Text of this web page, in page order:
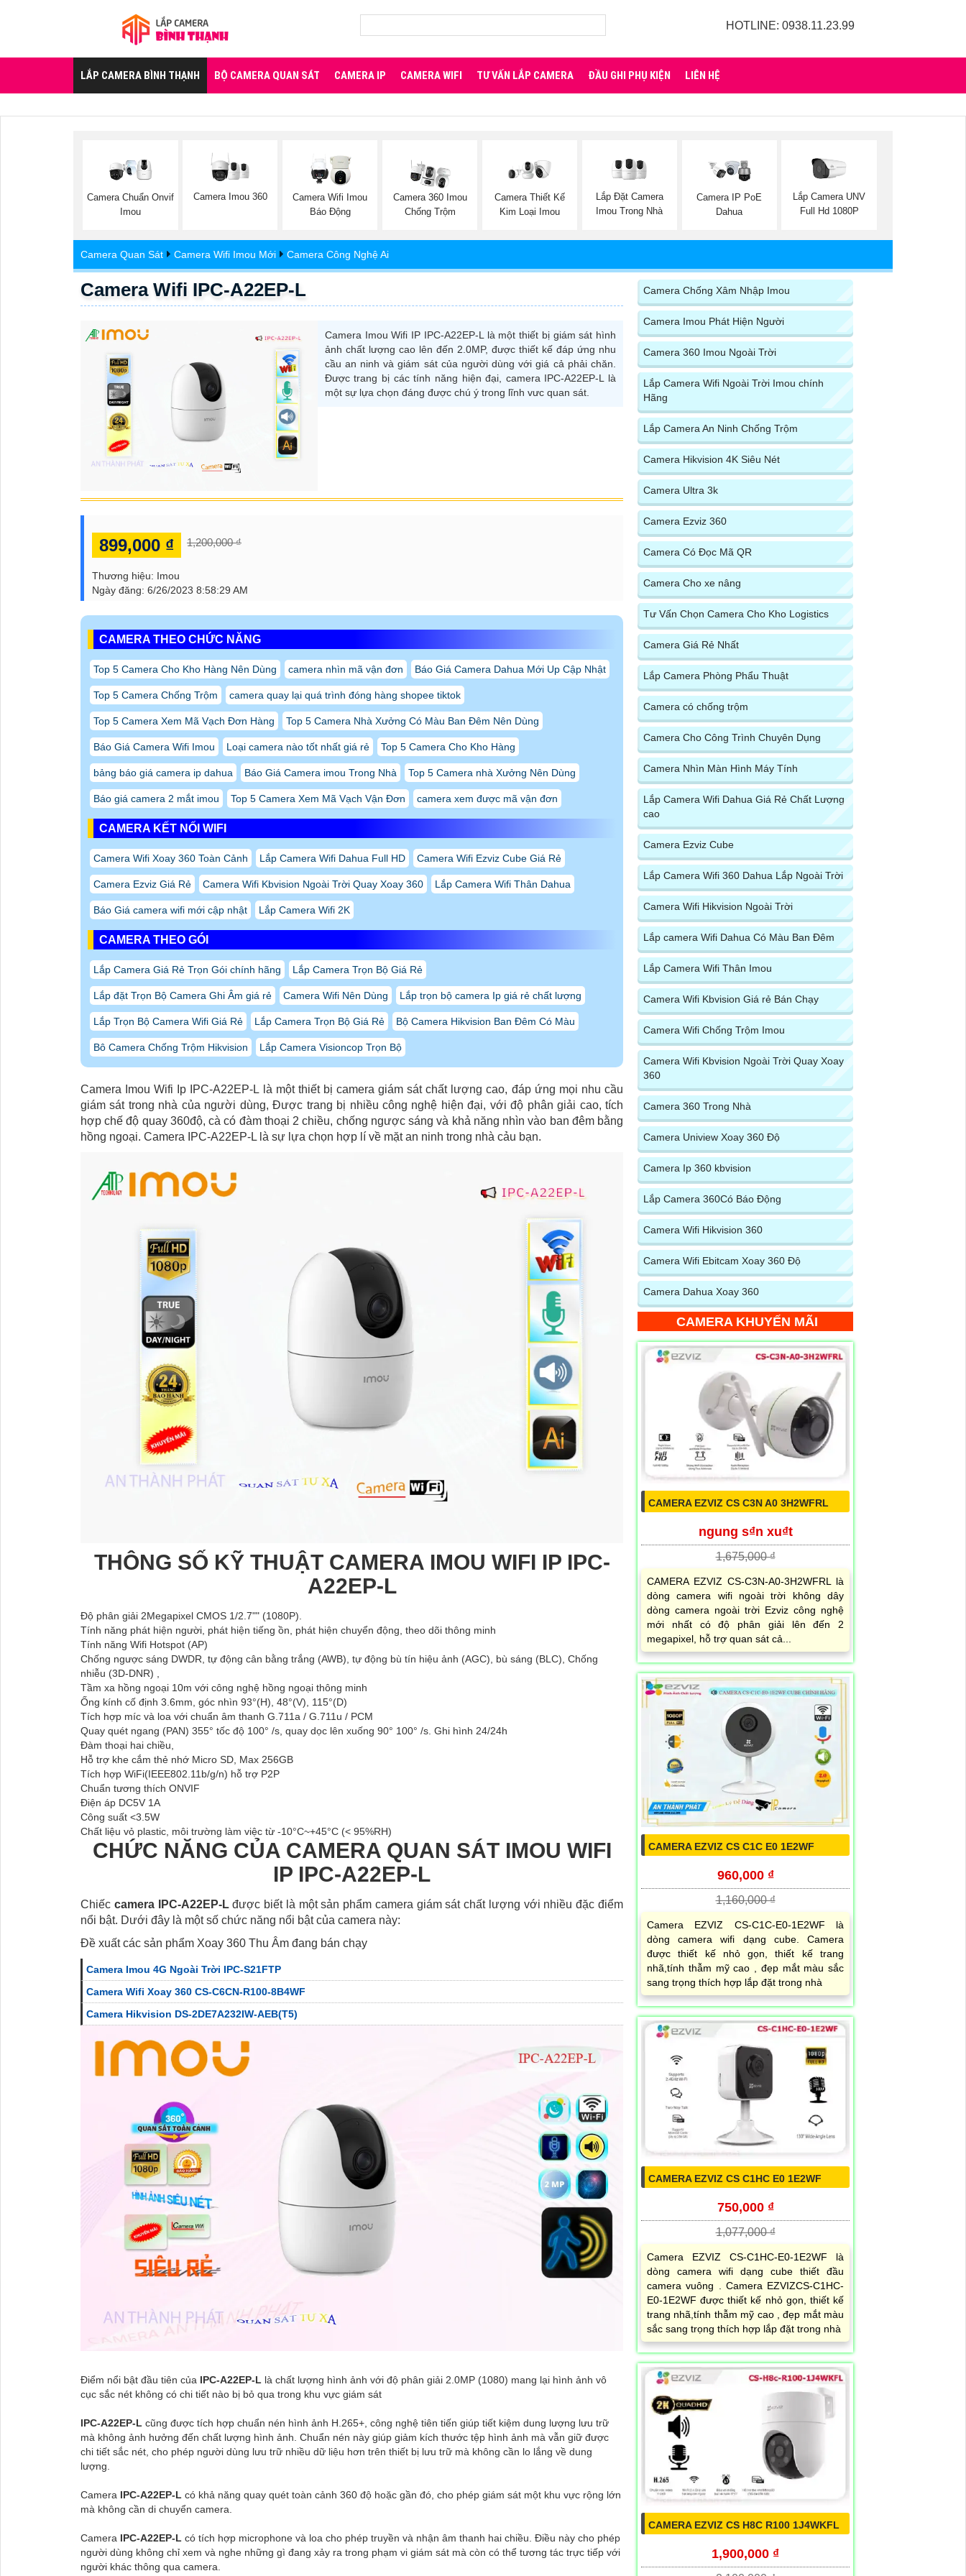
HOTLINE: 0938.11.23.99
LẮP CAMERA BÌNH THẠNH BỘ CAMERA QUAN SÁT CAMERA IP CAMERA WIFI TƯ VẤN LẮP CAMERA ĐẦU GHI PHỤ KIỆN LIÊN HỆ
Camera Chuẩn Onvif
Imou
Camera Imou 360
Camera Wifi Imou
Báo Động
Camera 360 Imou
Chống Trộm
Camera Thiết Kế
Kim Loại Imou
Lắp Đặt Camera
Imou Trong Nhà
Camera IP PoE
Dahua
Lắp Camera UNV
Full Hd 1080P
Camera Quan Sát Camera Wifi Imou Mới Camera Công Nghệ Ai
Camera Wifi IPC-A22EP-L
Camera Imou Wifi IP IPC-A22EP-L là một thiết bị giám sát hình
ảnh chất lượng cao lên đến 2.0MP, được thiết kế đáp ứng nhu
cầu an ninh và giám sát của người dùng với giá cả phải chăn.
Được trang bị các tính năng hiện đại, camera IPC-A22EP-L là
một sự lựa chọn đáng được chú ý trong lĩnh vưc quan sát.
899,000 ₫ 1,200,000 ₫
Thương hiệu: Imou
Ngày đăng: 6/26/2023 8:58:29 AM
CAMERA THEO CHỨC NĂNG
Top 5 Camera Cho Kho Hàng Nên Dùng camera nhìn mã vận đơn Báo Giá Camera Dahua Mới Up Cập Nhật
Top 5 Camera Chống Trộm camera quay lại quá trình đóng hàng shopee tiktok
Top 5 Camera Xem Mã Vạch Đơn Hàng Top 5 Camera Nhà Xưởng Có Màu Ban Đêm Nên Dùng
Báo Giá Camera Wifi Imou Loại camera nào tốt nhất giá rẻ Top 5 Camera Cho Kho Hàng
bảng báo giá camera ip dahua Báo Giá Camera imou Trong Nhà Top 5 Camera nhà Xưởng Nên Dùng
Báo giá camera 2 mắt imou Top 5 Camera Xem Mã Vạch Vận Đơn camera xem được mã vận đơn
CAMERA KẾT NỐI WIFI
Camera Wifi Xoay 360 Toàn Cảnh Lắp Camera Wifi Dahua Full HD Camera Wifi Ezviz Cube Giá Rẻ
Camera Ezviz Giá Rẻ Camera Wifi Kbvision Ngoài Trời Quay Xoay 360 Lắp Camera Wifi Thân Dahua
Báo Giá camera wifi mới cập nhật Lắp Camera Wifi 2K
CAMERA THEO GÓI
Lắp Camera Giá Rẻ Trọn Gói chính hãng Lắp Camera Trọn Bộ Giá Rẻ
Lắp đặt Trọn Bộ Camera Ghi Âm giá rẻ Camera Wifi Nên Dùng Lắp trọn bộ camera Ip giá rẻ chất lượng
Lắp Trọn Bộ Camera Wifi Giá Rẻ Lắp Camera Trọn Bộ Giá Rẻ Bộ Camera Hikvision Ban Đêm Có Màu
Bô Camera Chống Trộm Hikvision Lắp Camera Visioncop Trọn Bộ
Camera Imou Wifi Ip IPC-A22EP-L là một thiết bị camera giám sát chất lượng cao, đáp ứng mọi nhu cầu
giám sát trong nhà của người dùng, Được trang bị nhiều công nghệ hiện đại, với độ phân giải cao, tích
hợp chế độ quay 360độ, cà có đàm thoại 2 chiều, chống ngược sáng và khả năng nhìn vào ban đêm bằng
hồng ngoại. Camera IPC-A22EP-L là sự lựa chọn hợp lí về mặt an ninh trong nhà cảu bạn.
THÔNG SỐ KỸ THUẬT CAMERA IMOU WIFI IP IPC-
A22EP-L
Độ phân giải 2Megapixel CMOS 1/2.7"" (1080P).
Tính năng phát hiện người, phát hiện tiếng ồn, phát hiện chuyển động, theo dõi thông minh
Tính năng Wifi Hotspot (AP)
Chống ngược sáng DWDR, tự động cân bằng trắng (AWB), tự động bù tín hiệu ảnh (AGC), bù sáng (BLC), Chống
nhiễu (3D-DNR) ,
Tầm xa hồng ngoại 10m với công nghệ hồng ngoại thông minh
Ống kính cố định 3.6mm, góc nhìn 93°(H), 48°(V), 115°(D)
Tích hợp míc và loa với chuẩn âm thanh G.711a / G.711u / PCM
Quay quét ngang (PAN) 355° tốc độ 100° /s, quay dọc lên xuống 90° 100° /s. Ghi hình 24/24h
Đàm thoại hai chiều,
Hỗ trợ khe cắm thẻ nhớ Micro SD, Max 256GB
Tích hợp WiFi(IEEE802.11b/g/n) hỗ trợ P2P
Chuẩn tương thích ONVIF
Điện áp DC5V 1A
Công suất <3.5W
Chất liệu vỏ plastic, môi trường làm việc từ -10°C~+45°C (< 95%RH)
CHỨC NĂNG CỦA CAMERA QUAN SÁT IMOU WIFI
IP IPC-A22EP-L
Chiếc camera IPC-A22EP-Lđược biết là một sản phẩm camera giám sát chất lượng với nhiều đặc điểm
nổi bật. Dưới đây là một số chức năng nổi bật của camera này:
Đề xuất các sản phẩm Xoay 360 Thu Âm đang bán chạy
Camera Imou 4G Ngoài Trời IPC-S21FTP
Camera Wifi Xoay 360 CS-C6CN-R100-8B4WF
Camera Hikvision DS-2DE7A232IW-AEB(T5)
Điểm nổi bật đầu tiên của IPC-A22EP-L là chất lượng hình ảnh với độ phân giải 2.0MP (1080) mang lại hình ảnh vô
cục sắc nét không có chi tiết nào bị bỏ qua trong khu vực giám sát
IPC-A22EP-L cũng được tích hợp chuẩn nén hình ảnh H.265+, công nghệ tiên tiến giúp tiết kiệm dung lượng lưu trữ
mà không ảnh hưởng đến chất lượng hình ảnh. Chuẩn nén này giúp giảm kích thước tệp hình ảnh mà vẫn giữ được
chi tiết sắc nét, cho phép người dùng lưu trữ nhiều dữ liệu hơn trên thiết bị lưu trữ mà không cần lo lắng về dung
lượng.
Camera IPC-A22EP-L có khả năng quay quét toàn cảnh 360 độ hoặc gần đó, cho phép giám sát một khu vực rộng lớn
mà không cần di chuyển camera.
Camera IPC-A22EP-L có tích hợp microphone và loa cho phép truyền và nhận âm thanh hai chiều. Điều này cho phép
người dùng không chỉ xem và nghe những gì đang xảy ra trong phạm vi giám sát mà còn có thể tương tác trực tiếp với
người khác thông qua camera.
Camera Chống Xâm Nhập Imou
Camera Imou Phát Hiện Người
Camera 360 Imou Ngoài Trời
Lắp Camera Wifi Ngoài Trời Imou chính
Hãng
Lắp Camera An Ninh Chống Trộm
Camera Hikvision 4K Siêu Nét
Camera Ultra 3k
Camera Ezviz 360
Camera Có Đọc Mã QR
Camera Cho xe nâng
Tư Vấn Chọn Camera Cho Kho Logistics
Camera Giá Rẻ Nhất
Lắp Camera Phòng Phẩu Thuật
Camera có chống trộm
Camera Cho Công Trình Chuyên Dụng
Camera Nhìn Màn Hình Máy Tính
Lắp Camera Wifi Dahua Giá Rẻ Chất Lượng
cao
Camera Ezviz Cube
Lắp Camera Wifi 360 Dahua Lắp Ngoài Trời
Camera Wifi Hikvision Ngoài Trời
Lắp camera Wifi Dahua Có Màu Ban Đêm
Lắp Camera Wifi Thân Imou
Camera Wifi Kbvision Giá rẻ Bán Chạy
Camera Wifi Chống Trộm Imou
Camera Wifi Kbvision Ngoài Trời Quay Xoay
360
Camera 360 Trong Nhà
Camera Uniview Xoay 360 Độ
Camera Ip 360 kbvision
Lắp Camera 360Có Báo Động
Camera Wifi Hikvision 360
Camera Wifi Ebitcam Xoay 360 Độ
Camera Dahua Xoay 360
CAMERA KHUYẾN MÃI
CAMERA EZVIZ CS C3N A0 3H2WFRL
ngung s₫n xu₫t
1,675,000 ₫
CAMERA EZVIZ CS-C3N-A0-3H2WFRL là
dòng camera wifi ngoài trời không dây
dòng camera ngoài trời Ezviz công nghệ
mới nhất có độ phân giải lên đến 2
megapixel, hỗ trợ quan sát cả...
CAMERA EZVIZ CS C1C E0 1E2WF
960,000 ₫
1,160,000 ₫
Camera EZVIZ CS-C1C-E0-1E2WF là
dòng camera wifi dạng cube. Camera
được thiết kế nhỏ gọn, thiết kế trang
nhã,tính thẫm mỹ cao , đẹp mắt màu sắc
sang trọng thích hợp lắp đặt trong nhà
CAMERA EZVIZ CS C1HC E0 1E2WF
750,000 ₫
1,077,000 ₫
Camera EZVIZ CS-C1HC-E0-1E2WF là
dòng camera wifi dạng cube thiết đầu
camera vuông . Camera EZVIZCS-C1HC-
E0-1E2WF được thiết kế nhỏ gọn, thiết kế
trang nhã,tính thẫm mỹ cao , đẹp mắt màu
sắc sang trọng thích hợp lắp đặt trong nhà
CAMERA EZVIZ CS H8C R100 1J4WKFL
1,900,000 ₫